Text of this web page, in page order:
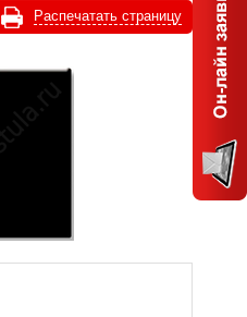
Распечатать страницу